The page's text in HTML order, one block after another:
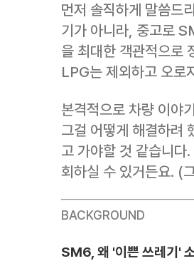
먼저 솔직하게 말씀드
기가 아니라, 중고로
을 최대한 객관적으로
LPG는 제외하고 오로
본격적으로 차량 이야
그걸 어떻게 해결하려
고 가야할 것 같습니
회하실 수 있거든요. (
BACKGROUND
SM6, 왜 '이쁜 쓰레기'